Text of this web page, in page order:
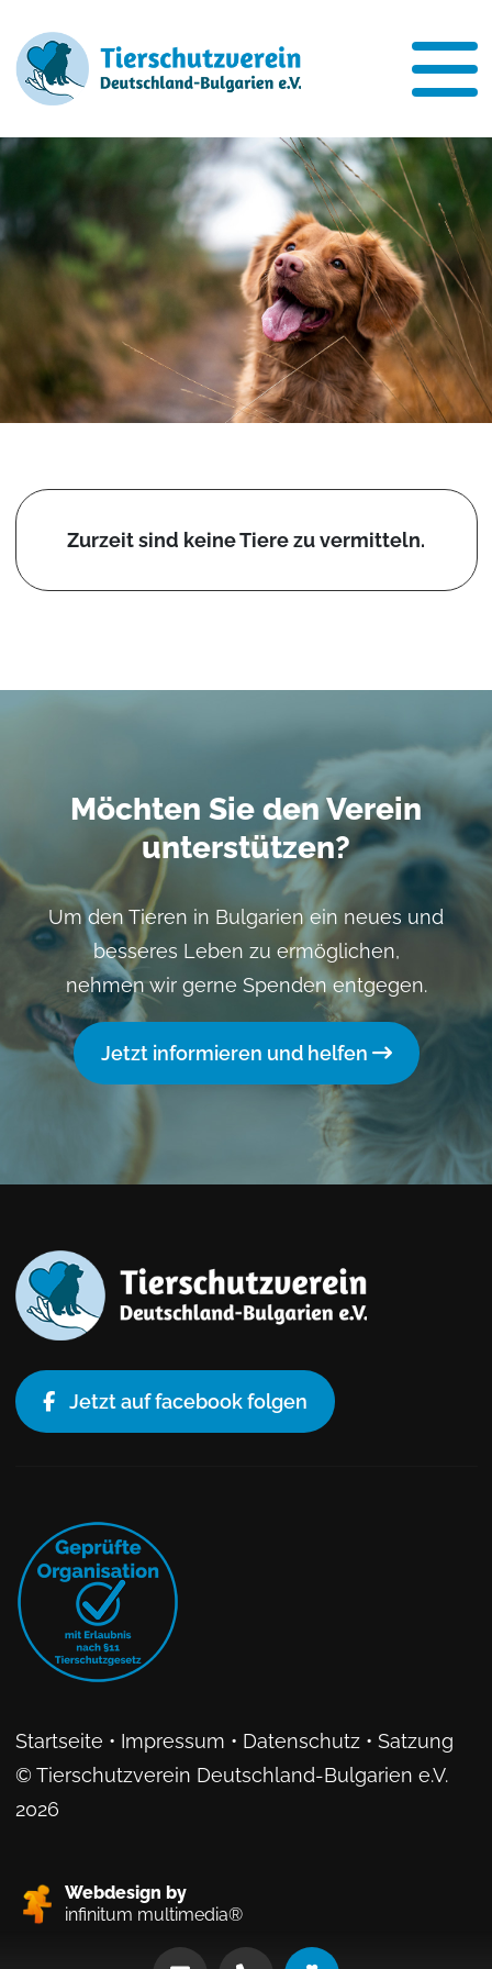
Zurzeit sind keine Tiere zu vermitteln.
Möchten Sie den Verein
unterstützen?
Um den Tieren in Bulgarien ein neues und
besseres Leben zu ermöglichen,
nehmen wir gerne Spenden entgegen.
Jetzt informieren und helfen
Jetzt auf facebook folgen
Startseite • Impressum • Datenschutz• Satzung
© Tierschutzverein Deutschland-Bulgarien e.V.
2026
Webdesign by
infinitum multimedia®